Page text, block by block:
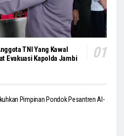
TNI Yang Kawal
Evakuasi Kapolda Jambi
Pimpinan Pondok Pesantren Al-